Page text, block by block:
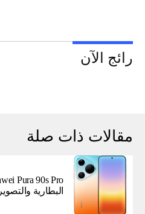
رائج الآن
مقالات ذات صلة
البطارية والتصوير